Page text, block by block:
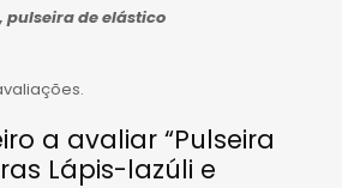
de elástico
a avaliar “Pulseira
Lápis-lazúli e